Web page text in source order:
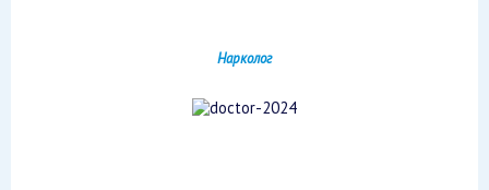
Нарколог